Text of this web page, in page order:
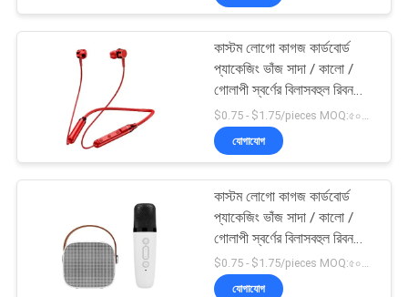
কারখানা
নিয়ন্ত্রণ
যোগাযোগ
ইস্পাত পেইন্ট কিল
9
কাস্টম লোগো কাগজ কার্ডবোর্ড
প্যাকেজিং ভাঁজ সাদা / কালো /
গোলাপী স্বর্ণের বিলাসবহুল রিবন
বন্ধক সহ চৌম্বকীয় উপহার বাক্স
যোগাযোগ
কাস্টম লোগো কাগজ কার্ডবোর্ড
প্যাকেজিং ভাঁজ সাদা / কালো /
গোলাপী স্বর্ণের বিলাসবহুল রিবন
বন্ধক সহ চৌম্বকীয় উপহার বাক্স $0.75 - $1.75/pieces MOQ:৫০০ টুকরা
যোগাযোগ